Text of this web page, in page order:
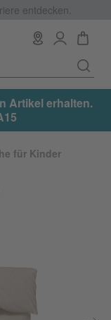
entdecken.
Artikel erhalten.
für Kinder